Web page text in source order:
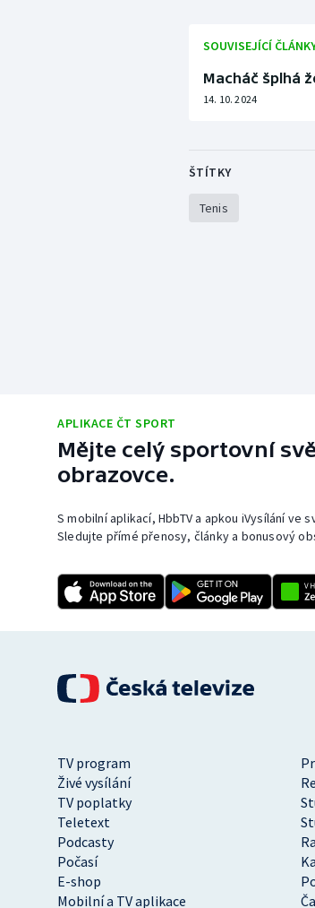
SOUVISEJÍCÍ
Macháč šplhá
14. 10. 2024
ŠTÍTKY
Tenis
APLIKACE ČT SPORT
Mějte celý sportovní
obrazovce.
S mobilní aplikací, HbbTV a apkou iVysílání
Sledujte přímé přenosy, články a bonusový
TV program
Živé vysílání
TV poplatky
Teletext
Podcasty
Počasí
E-shop
Mobilní a TV aplikace